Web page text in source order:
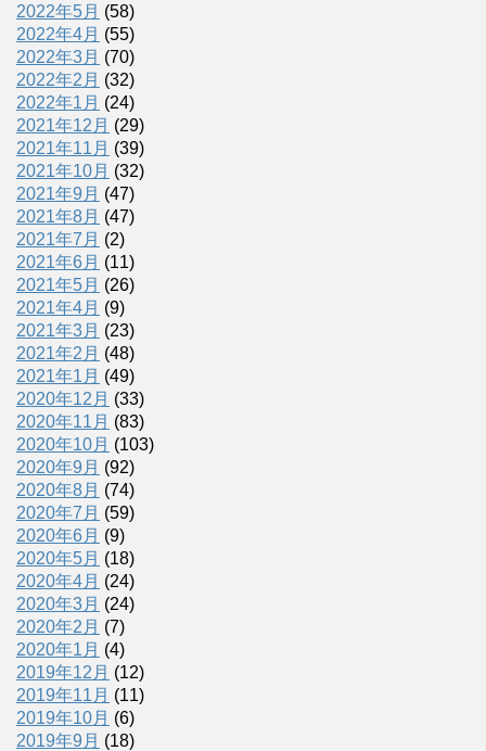
2022年5月 (58)
2022年4月 (55)
2022年3月 (70)
2022年2月 (32)
2022年1月 (24)
2021年12月 (29)
2021年11月 (39)
2021年10月 (32)
2021年9月 (47)
2021年8月 (47)
2021年7月 (2)
2021年6月 (11)
2021年5月 (26)
2021年4月 (9)
2021年3月 (23)
2021年2月 (48)
2021年1月 (49)
2020年12月 (33)
2020年11月 (83)
2020年10月 (103)
2020年9月 (92)
2020年8月 (74)
2020年7月 (59)
2020年6月 (9)
2020年5月 (18)
2020年4月 (24)
2020年3月 (24)
2020年2月 (7)
2020年1月 (4)
2019年12月 (12)
2019年11月 (11)
2019年10月 (6)
2019年9月 (18)